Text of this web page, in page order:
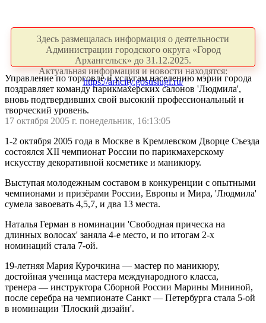
Здесь размещалась информация о деятельности
Администрации городского округа «Город
Архангельск» до 31.12.2025.
Актуальная информация и новости находятся:
https://arhcity.gosuslugi.ru/
Управление по торговле и услугам населению мэрии города
поздравляет команду парикмахерских салонов 'Людмила',
вновь подтвердивших свой высокий профессиональный и
творческий уровень.
17 октября 2005 г. понедельник, 16:13:05
1-2 октября 2005 года в Москве в Кремлевском Дворце Съезда
состоялся XII чемпионат России по парикмахерскому
искусству декоративной косметике и маникюру.
Выступая молодежным составом в конкуренции с опытными
чемпионами и призёрами России, Европы и Мира, 'Людмила'
сумела завоевать 4,5,7, и два 13 места.
Наталья Герман в номинации 'Свободная прическа на
длинных волосах' заняла 4-е место, и по итогам 2-х
номинаций стала 7-ой.
19-летняя Мария Курочкина — мастер по маникюру,
достойная ученица мастера международного класса,
тренера — инструктора Сборной России Марины Мининой,
после серебра на чемпионате Санкт — Петербурга стала 5-ой
в номинации 'Плоский дизайн'.